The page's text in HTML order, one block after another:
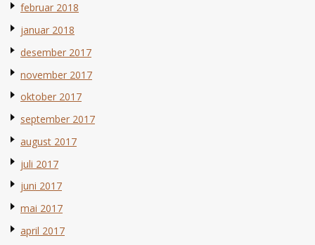
februar 2018
januar 2018
desember 2017
november 2017
oktober 2017
september 2017
august 2017
juli 2017
juni 2017
mai 2017
april 2017